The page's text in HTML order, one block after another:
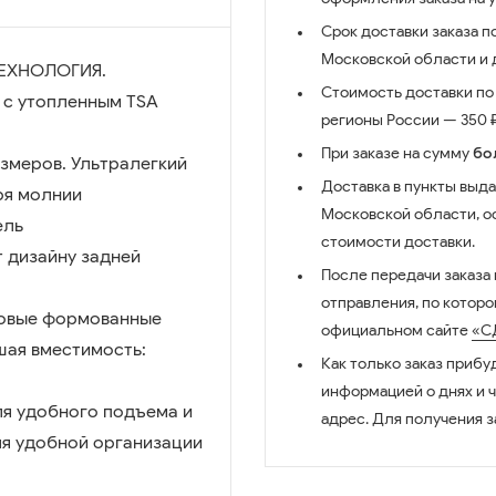
утопленным TSA
Ультралегкий
молнии
задней
формованные
вместимость:
удобного подъема и
удобной организации
Срок доставки заказа
Московской области и
Стоимость доставки
регионы России — 350
При заказе на сумму
Доставка в пункты
Московской области,
стоимости доставки.
После передачи
отправления, по
официальном сайте
Как только заказ
информацией о днях и
адрес. Для получения